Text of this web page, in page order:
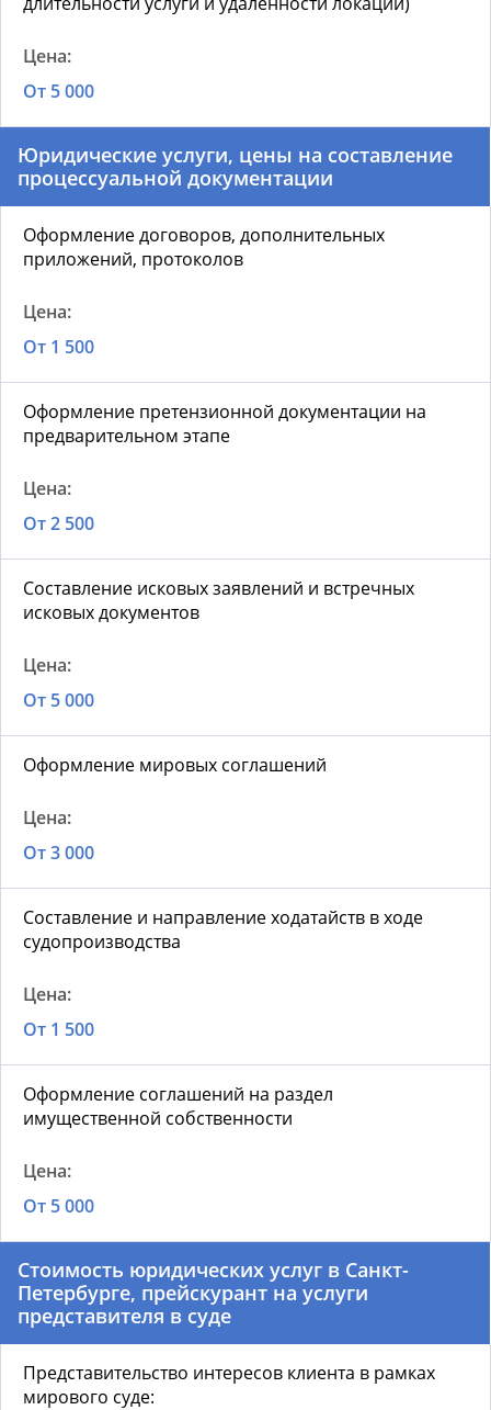
От 5 000
Юридические услуги, цены на составление
процессуальной документации
Оформление договоров, дополнительных
приложений, протоколов
От 1 500
Оформление претензионной документации на
предварительном этапе
От 2 500
Составление исковых заявлений и встречных
исковых документов
От 5 000
Оформление мировых соглашений
От 3 000
Составление и направление ходатайств в ходе
судопроизводства
От 1 500
Оформление соглашений на раздел
имущественной собственности
От 5 000
Стоимость юридических услуг в Санкт-
Петербурге, прейскурант на услуги
представителя в суде
Представительство интересов клиента в рамках
мирового суде: